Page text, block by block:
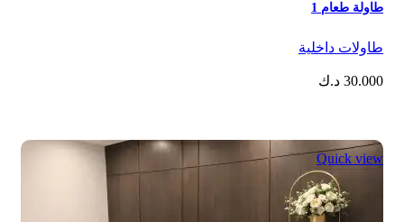
طاولة طعام 1
⁠طاولات داخلية
30.000 د.ك
Quick view